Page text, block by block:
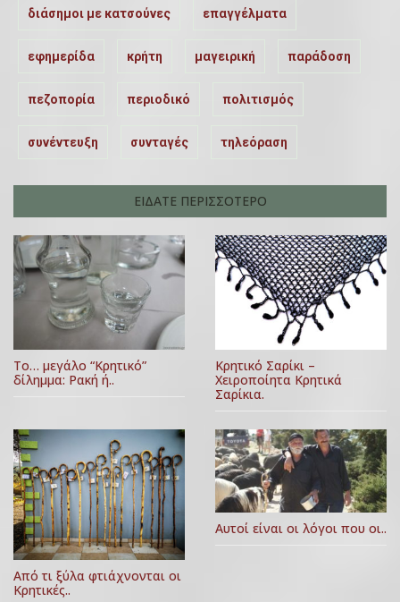
διάσημοι με κατσούνες επαγγέλματα
εφημερίδα κρήτη μαγειρική παράδοση
πεζοπορία περιοδικό πολιτισμός
συνέντευξη συνταγές τηλεόραση
ΕΙΔΑΤΕ ΠΕΡΙΣΣΟΤΕΡΟ
Το… μεγάλο “Κρητικό”
δίλημμα: Ρακή ή..
Κρητικό Σαρίκι –
Χειροποίητα Κρητικά
Σαρίκια.
Από τι ξύλα φτιάχνονται οι
Κρητικές..
Αυτοί είναι οι λόγοι που οι..